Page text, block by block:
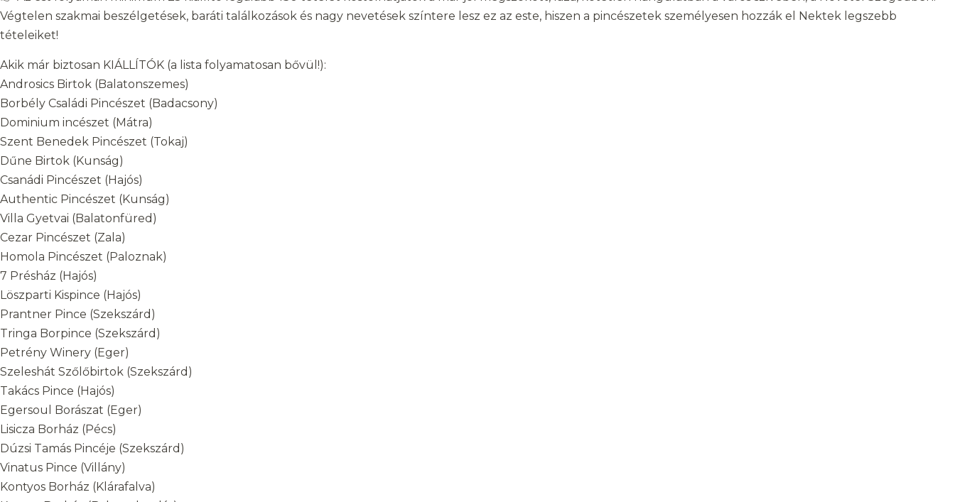
Végtelen szakmai beszélgetések, baráti találkozások és nagy nevetések színtere lesz ez az este, hiszen a pincészetek személyesen hozzák el Nektek legszebb
tételeiket!
Akik már biztosan KIÁLLÍTÓK (a lista folyamatosan bővül!):
Androsics Birtok (Balatonszemes)
Borbély Családi Pincészet (Badacsony)
Dominium incészet (Mátra)
Szent Benedek Pincészet (Tokaj)
Dűne Birtok (Kunság)
Csanádi Pincészet (Hajós)
Authentic Pincészet (Kunság)
Villa Gyetvai (Balatonfüred)
Cezar Pincészet (Zala)
Homola Pincészet (Paloznak)
7 Présház (Hajós)
Löszparti Kispince (Hajós)
Prantner Pince (Szekszárd)
Tringa Borpince (Szekszárd)
Petrény Winery (Eger)
Szeleshát Szőlőbirtok (Szekszárd)
Takács Pince (Hajós)
Egersoul Borászat (Eger)
Lisicza Borház (Pécs)
Dúzsi Tamás Pincéje (Szekszárd)
Vinatus Pince (Villány)
Kontyos Borház (Klárafalva)